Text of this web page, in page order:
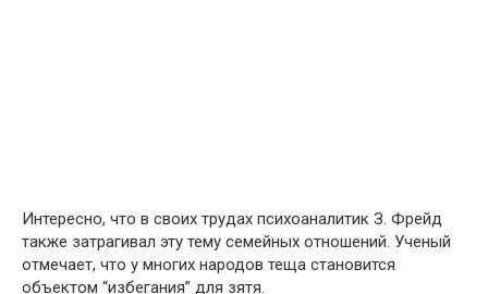
Интересно, что в своих трудах психоаналитик З. Фрейд
также затрагивал эту тему семейных отношений. Ученый
отмечает, что у многих народов теща становится
объектом “избегания” для зятя.